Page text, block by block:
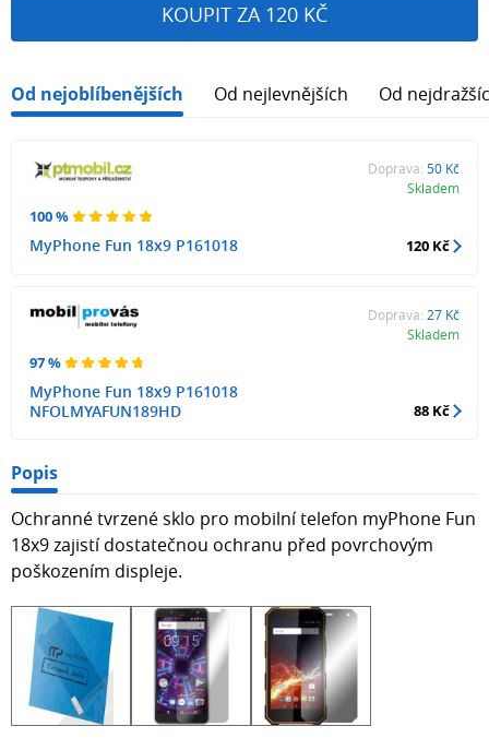
KOUPIT ZA 120 KČ
Od nejoblíbenějších Od nejlevnějších Od
100 %
MyPhone Fun 18x9 P161018
Doprava: 50 Kč
Skladem
120 Kč
97 %
MyPhone Fun 18x9 P161018
NFOLMYAFUN189HD
Doprava: 27 Kč
Skladem
88 Kč
Popis
Ochranné tvrzené sklo pro mobilní telefon myPhone Fun
18x9 zajistí dostatečnou ochranu před povrchovým
poškozením displeje.